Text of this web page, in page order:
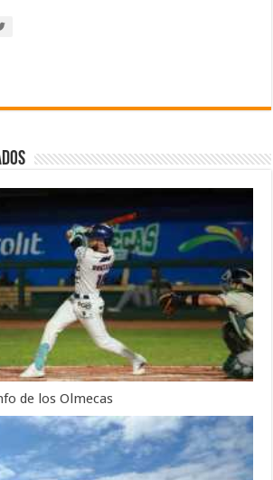
de los Olmecas